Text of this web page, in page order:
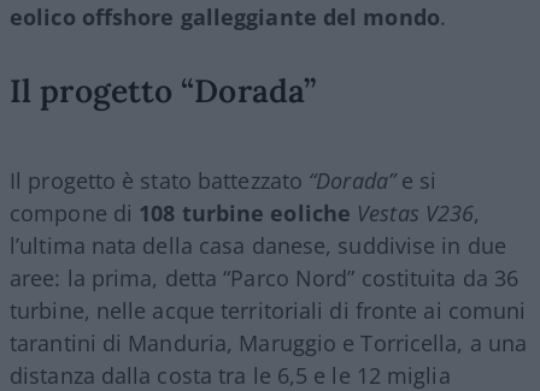
eolico offshore galleggiante del mondo.
Il progetto “Dorada”
Il progetto è stato battezzato “Dorada”e si
compone di 108 turbine eoliche Vestas V236,
l’ultima nata della casa danese, suddivise in due
aree: la prima, detta “Parco Nord” costituita da 36
turbine, nelle acque territoriali di fronte ai comuni
tarantini di Manduria, Maruggio e Torricella, a una
distanza dalla costa tra le 6,5 e le 12 miglia